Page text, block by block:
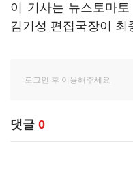
이 기사는 뉴스토마
김기성 편집국장이 최
댓글 0